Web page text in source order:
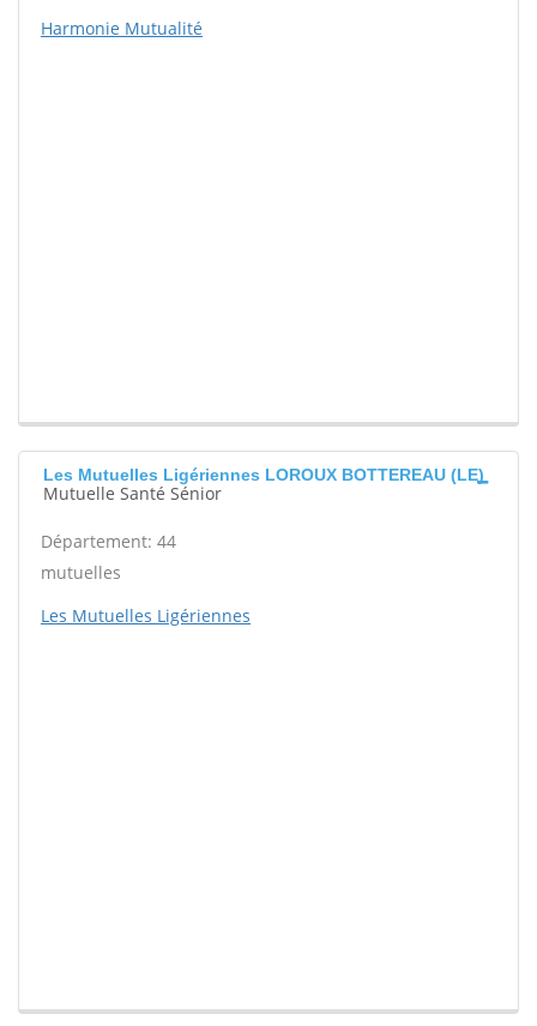
Harmonie Mutualité
Les Mutuelles Ligériennes LOROUX BOTTEREAU (LE)
Mutuelle Santé Sénior
Département: 44
mutuelles
Les Mutuelles Ligériennes